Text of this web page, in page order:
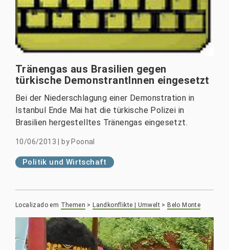
Tränengas aus Brasilien gegen
türkische DemonstrantInnen eingesetzt
Bei der Niederschlagung einer Demonstration in
Istanbul Ende Mai hat die türkische Polizei in
Brasilien hergestelltes Tränengas eingesetzt.
10/06/2013 by Poonal
Politik und Wirtschaft
Localizado em Themen > Landkonflikte | Umwelt > Belo Monte